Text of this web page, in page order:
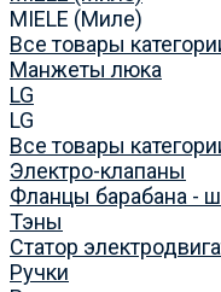
MIELE (Миле)
Все товары
Манжеты люка
LG
LG
Все товары
Электро-клапаны
Фланцы барабана -
Тэны
Статор
Ручки